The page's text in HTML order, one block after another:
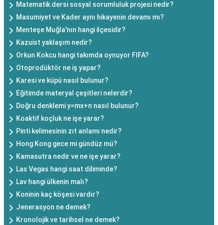
Matematik dersi sosyal sorumluluk projesi nedir?
Masumiyet ve Kader aynı hikayenin devamı mı?
Menteşe Muğla'nın hangi ilçesidir?
Kazuist yaklaşım nedir?
Orkun Kokcu hangi takımda oynuyor FIFA?
Otoprodüktör ne iş yapar?
Karesi ve küpü nasıl bulunur?
Eğitimde materyal çeşitleri nelerdir?
Doğru denklemi y=mx+n nasıl bulunur?
Koaktif koçluk ne işe yarar?
Pinti kelimesinin zıt anlamı nedir?
Hong Kong gece mi gündüz mü?
Kamasutra nedir ve ne işe yarar?
Las Vegas hangi saat diliminde?
Lav hangi ülkenin malı?
Koninin kaç köşesi vardır?
Jenerasyon ne demek?
Kronolojik ve tarihsel ne demek?